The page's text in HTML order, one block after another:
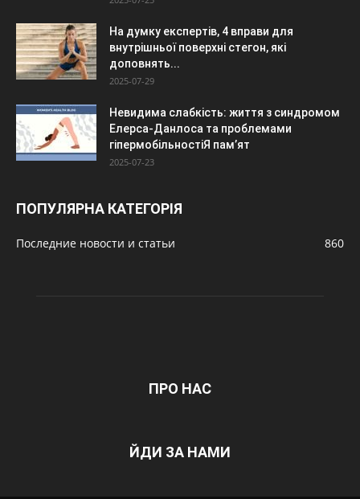
На думку експертів, 4 вправи для
внутрішньої поверхні стегон, які
доповнять...
2025-07-29
Невидима слабкість: життя з синдромом
Елерса-Данлоса та проблемами
гіпермобільностіЯ пам’ят
2025-07-23
ПОПУЛЯРНА КАТЕГОРІЯ
Последние новости и статьи 860
ПРО НАС
ЙДИ ЗА НАМИ